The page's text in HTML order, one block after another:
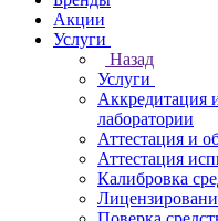
Акции
Услуги
Назад
Услуги
Аккредитация
лаборатории
Аттестация и
Аттестация
Калибровка